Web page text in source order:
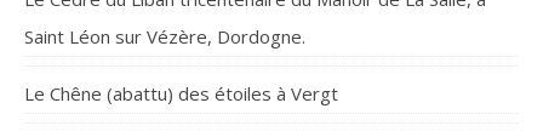
Saint Léon sur Vézère, Dordogne.
Le Chêne (abattu) des étoiles à Vergt